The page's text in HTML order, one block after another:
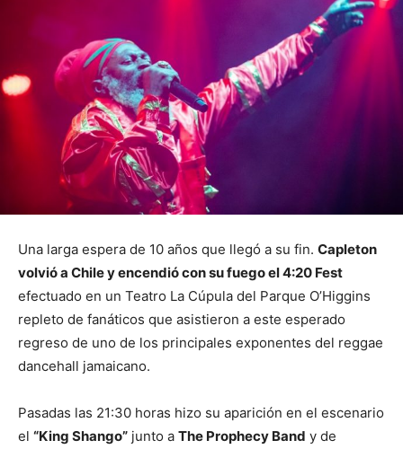
Una larga espera de 10 años que llegó a su fin. Capleton
volvió a Chile y encendió con su fuego el 4:20 Fest
efectuado en un Teatro La Cúpula del Parque O’Higgins
repleto de fanáticos que asistieron a este esperado
regreso de uno de los principales exponentes del reggae
dancehall jamaicano.
Pasadas las 21:30 horas hizo su aparición en el escenario
el “King Shango” junto a The Prophecy Band y de